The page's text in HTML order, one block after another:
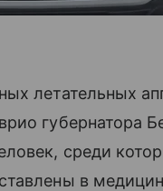
летательных
губернатора
среди
в